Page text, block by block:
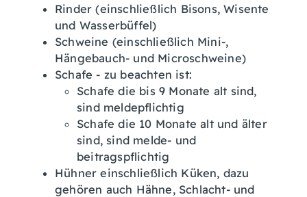
Rinder (einschließlich Bisons, Wisente
und Wasserbüffel)
Schweine (einschließlich Mini-,
Hängebauch- und Microschweine)
Schafe - zu beachten ist:
Schafe die bis 9 Monate alt sind,
sind meldepflichtig
Schafe die 10 Monate alt und älter
sind, sind melde- und
beitragspflichtig
Hühner einschließlich Küken, dazu
gehören auch Hähne, Schlacht- und